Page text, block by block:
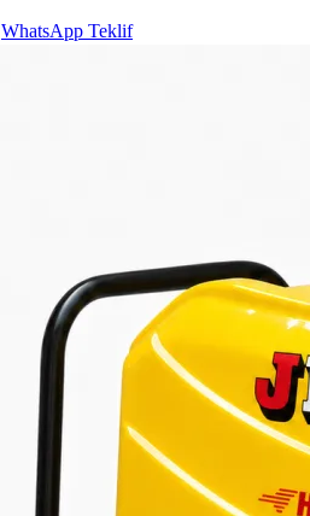
WhatsApp Teklif